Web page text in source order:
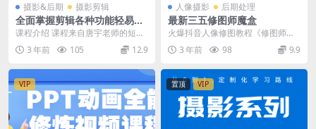
摄影&后期 摄影剪辑
全面掌握剪辑各种功能轻易出
大片
课程介绍 课程来自唐宇老师的短视
频剪辑（从入门到精通），价值19
99元。来自一线...
3 年前 105 12.9
人像摄影 后期处理
最新三五修图师魔盒
火爆抖音人像修图教程《修图师魔
盒》 001整理好你的ps （1-10）ps
常用工...
3 年前 98 9.9
VIP 置顶 VIP